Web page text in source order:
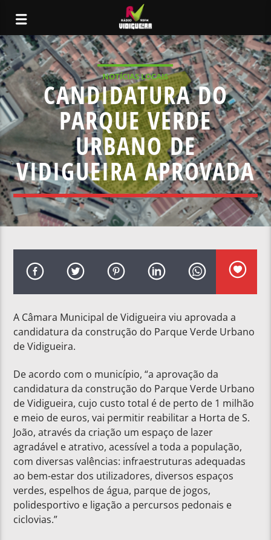
NOTÍCIAS LOCAIS
CANDIDATURA DO
PARQUE VERDE
URBANO DE
VIDIGUEIRA APROVADA
A Câmara Municipal de Vidigueira viu aprovada a
candidatura da construção do Parque Verde Urbano
de Vidigueira.
De acordo com o município, “a aprovação da
candidatura da construção do Parque Verde Urbano
de Vidigueira, cujo custo total é de perto de 1 milhão
e meio de euros, vai permitir reabilitar a Horta de S.
João, através da criação um espaço de lazer
agradável e atrativo, acessível a toda a população,
com diversas valências: infraestruturas adequadas
ao bem-estar dos utilizadores, diversos espaços
verdes, espelhos de água, parque de jogos,
polidesportivo e ligação a percursos pedonais e
ciclovias.”